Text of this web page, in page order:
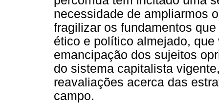
necessidade de ampliarmos
fragilizar os fundamentos
ético e político almejado,
emancipação dos sujeitos
do sistema capitalista
reavaliações acerca das
campo.